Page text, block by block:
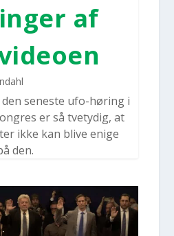
af
sene­ste ufo-høring i
er så tve­ty­dig, at
ikke kan bli­ve eni­ge
den.